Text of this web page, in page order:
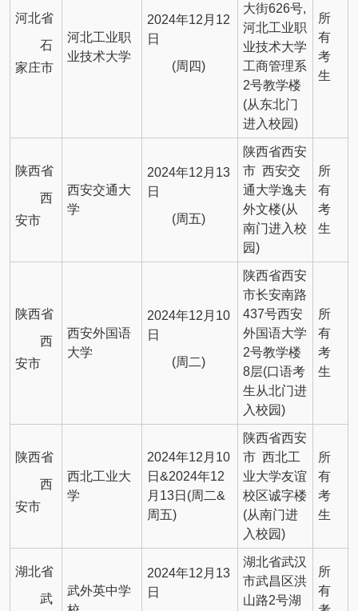
河北省
石
家庄市
河北工业职
业技术大学
2024年12月12
日
(周四)
大街626号,
河北工业职
业技术大学
工商管理系
2号教学楼
(从东北门
进入校园)
所
有
考
生
陕西省
西
安市
西安交通大
学
2024年12月13
日
(周五)
陕西省西安
市 西安交
通大学逸夫
外文楼(从
南门进入校
园)
所
有
考
生
陕西省
西
安市
西安外国语
大学
2024年12月10
日
(周二)
陕西省西安
市长安南路
437号西安
外国语大学
2号教学楼
8层(口语考
生从北门进
入校园)
所
有
考
生
陕西省
西
安市
西北工业大
学
2024年12月10
日&2024年12
月13日(周二&
周五)
陕西省西安
市 西北工
业大学友谊
校区诚字楼
(从南门进
入校园)
所
有
考
生
湖北省
武
武外英中学
2024年12月13
日
湖北省武汉
市武昌区洪
山路2号湖
所
有